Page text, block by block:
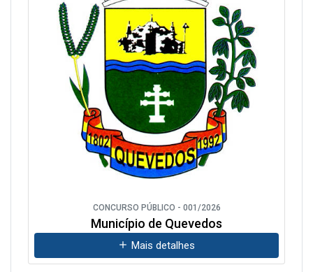
CONCURSO PÚBLICO - 001/2026
Município de Quevedos
Mais detalhes